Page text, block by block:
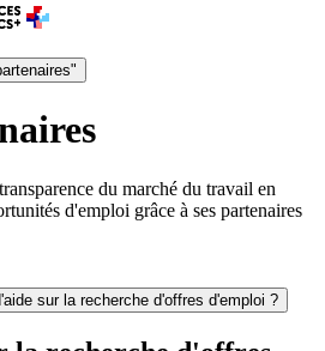
du marché du travail en
d'emploi grâce à ses partenaires
sur la recherche d'offres d'emploi ?